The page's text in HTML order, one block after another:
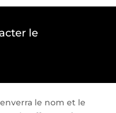
le
le nom et le